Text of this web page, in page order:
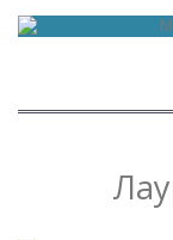
Диван с